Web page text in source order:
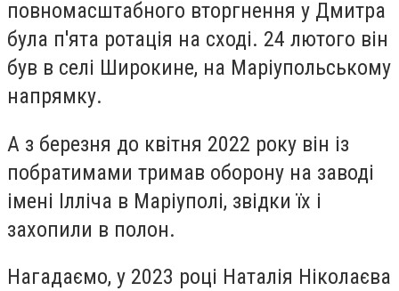
повномасштабного вторгнення у Дмитра
була п'ята ротація на сході. 24 лютого він
був в селі Широкине, на Маріупольському
напрямку.
А з березня до квітня 2022 року він із
побратимами тримав оборону на заводі
імені Ілліча в Маріуполі, звідки їх і
захопили в полон.
Нагадаємо, у 2023 році Наталія Ніколаєва